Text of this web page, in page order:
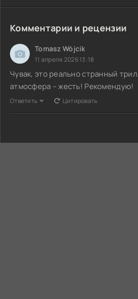
Комментарии и рецензии
Tomasz Wójcik
11 апреля 2026 13:18
Чувак, это реально странный
атмосфера – жесть! Рекомендую!
Ответить Цитировать